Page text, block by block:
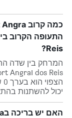
Reis?
יכול להשתנות
האם יש בריכה בVila Galé Eco Resort Angra?